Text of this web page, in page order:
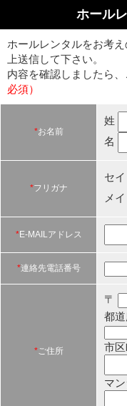
ホール
ホールレンタルをお考
上送信して下さい。
内容を確認しましたら
必須）
*お名前
姓
名
*フリガナ
セイ
メイ
*E-MAILアドレス
*連絡先電話番号
*ご住所
〒
都
市
マ